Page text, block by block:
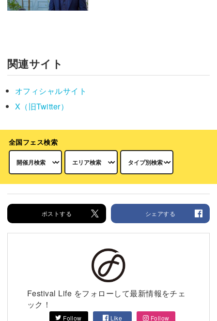
関連サイト
オフィシャルサイト
X（旧Twitter）
全国フェス検索
ポストする シェアする
Festival Life をフォローして最新情報をチェ
ック！
Follow Like Follow